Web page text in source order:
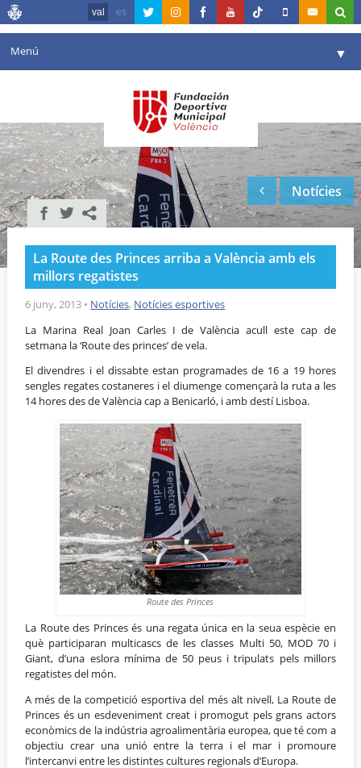
val es
Menú ▼
Agenda
Instal·lacions ▼
Comunicació ▼
València en esport
Portal de Transparència
Reserves
Notícies
La Route des Princes arriba a València amb els
millors regatistes
6 juny, 2013 • Notícies, Notícies esportives
La Marina Real Joan Carles I de València acull este cap de
setmana la ‘Route des princes’ de vela.
El divendres i el dissabte estan programades de 16 a 19 hores
sengles regates costaneres i el diumenge començarà la ruta a les
14 hores des de València cap a Benicarló, i amb destí Lisboa.
Route des Princes
La Route des Princes és una regata única en la seua espècie en
què participaran multicascs de les classes Multi 50, MOD 70 i
Giant, d’una eslora mínima de 50 peus i tripulats pels millors
regatistes del món.
A més de la competició esportiva del més alt nivell, La Route de
Princes és un esdeveniment creat i promogut pels grans actors
econòmics de la indústria agroalimentària europea, que té com a
objectiu crear una unió entre la terra i el mar i promoure
l’intercanvi entre les distintes cultures regionals d’Europa.